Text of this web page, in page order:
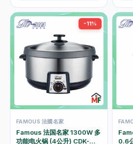
-11%
FAMOUS 法國名家
Famous 法国名家 1300W 多
功能电火锅 (4公升) CDK-
0.6